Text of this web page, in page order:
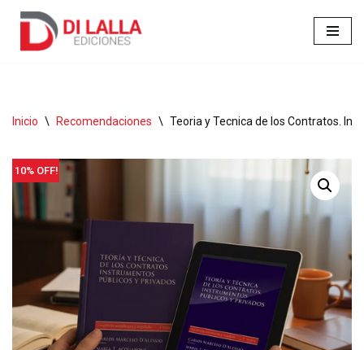
Inicio \ Recomendaciones \ Teoria y Tecnica de los Contratos.
10% OFF!